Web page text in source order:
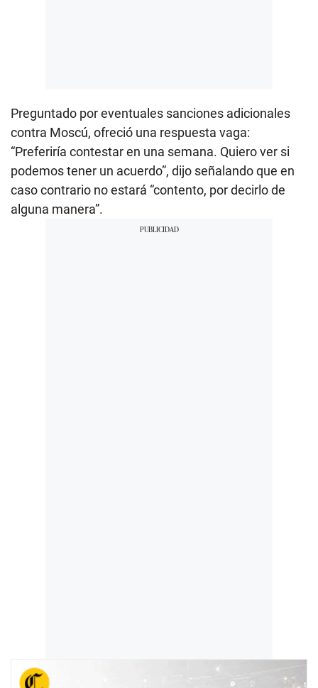
Preguntado por eventuales sanciones adicionales
contra Moscú, ofreció una respuesta vaga:
“Preferiría contestar en una semana. Quiero ver si
podemos tener un acuerdo”, dijo señalando que en
caso contrario no estará “contento, por decirlo de
alguna manera”.